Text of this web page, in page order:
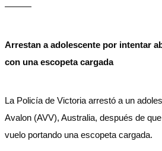
———
Arrestan a adolescente por intentar
con una escopeta cargada
La Policía de Victoria arrestó a un
Avalon (AVV), Australia, después de
vuelo portando una escopeta cargada.